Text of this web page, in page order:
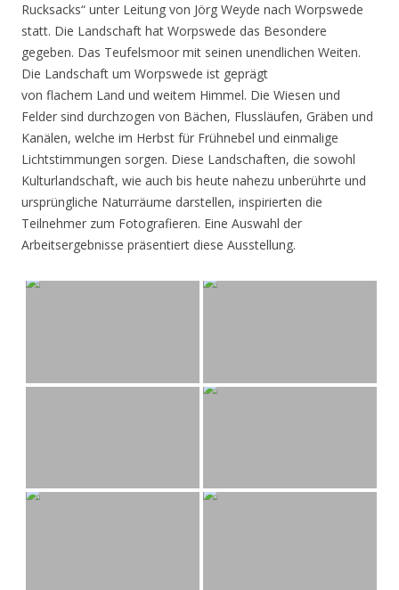
Rucksacks“ unter Leitung von Jörg Weyde nach Worpswede
statt. Die Landschaft hat Worpswede das Besondere
gegeben. Das Teufelsmoor mit seinen unendlichen Weiten.
Die Landschaft um Worpswede ist geprägt
von flachem Land und weitem Himmel. Die Wiesen und
Felder sind durchzogen von Bächen, Flussläufen, Gräben und
Kanälen, welche im Herbst für Frühnebel und einmalige
Lichtstimmungen sorgen. Diese Landschaften, die sowohl
Kulturlandschaft, wie auch bis heute nahezu unberührte und
ursprüngliche Naturräume darstellen, inspirierten die
Teilnehmer zum Fotografieren. Eine Auswahl der
Arbeitsergebnisse präsentiert diese Ausstellung.